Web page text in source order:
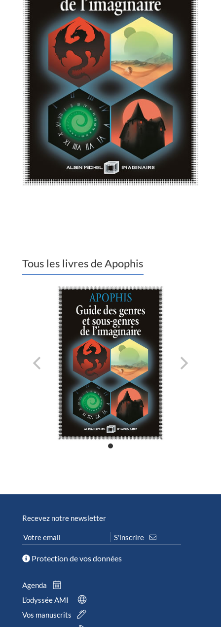
Tous les livres de Apophis
Recevez notre newsletter
Protection de vos données
Agenda
L’odyssée AMI
Vos manuscrits